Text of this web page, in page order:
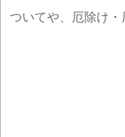
ついてや、厄除け